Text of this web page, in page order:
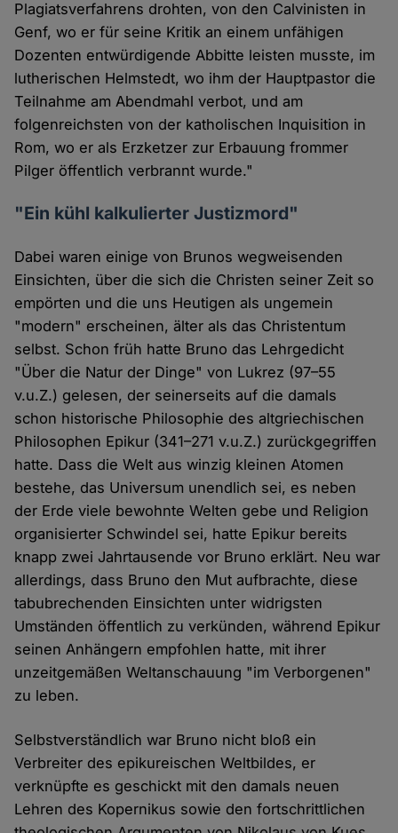
Plagiatsverfahrens drohten, von den Calvinisten in
Genf, wo er für seine Kritik an einem unfähigen
Dozenten entwürdigende Abbitte leisten musste, im
lutherischen Helmstedt, wo ihm der Hauptpastor die
Teilnahme am Abendmahl verbot, und am
folgenreichsten von der katholischen Inquisition in
Rom, wo er als Erzketzer zur Erbauung frommer
Pilger öffentlich verbrannt wurde."
"Ein kühl kalkulierter Justizmord"
Dabei waren einige von Brunos wegweisenden
Einsichten, über die sich die Christen seiner Zeit so
empörten und die uns Heutigen als ungemein
"modern" erscheinen, älter als das Christentum
selbst. Schon früh hatte Bruno das Lehrgedicht
"Über die Natur der Dinge" von Lukrez (97–55
v.u.Z.) gelesen, der seinerseits auf die damals
schon historische Philosophie des altgriechischen
Philosophen Epikur (341–271 v.u.Z.) zurückgegriffen
hatte. Dass die Welt aus winzig kleinen Atomen
bestehe, das Universum unendlich sei, es neben
der Erde viele bewohnte Welten gebe und Religion
organisierter Schwindel sei, hatte Epikur bereits
knapp zwei Jahrtausende vor Bruno erklärt. Neu war
allerdings, dass Bruno den Mut aufbrachte, diese
tabubrechenden Einsichten unter widrigsten
Umständen öffentlich zu verkünden, während Epikur
seinen Anhängern empfohlen hatte, mit ihrer
unzeitgemäßen Weltanschauung "im Verborgenen"
zu leben.
Selbstverständlich war Bruno nicht bloß ein
Verbreiter des epikureischen Weltbildes, er
verknüpfte es geschickt mit den damals neuen
Lehren des Kopernikus sowie den fortschrittlichen